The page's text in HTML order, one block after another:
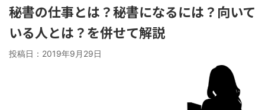
秘書の仕事とは？秘書になるには？向いて
いる人とは？を併せて解説
投稿日： 2019年9月29日